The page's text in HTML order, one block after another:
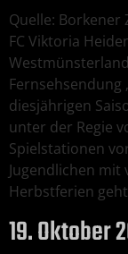
Quelle:
FC Viktoria
Fernsehsendung
diesjährigen
unter der Regie
Spielstationen
Jugendlichen mit
Herbstferien
19. Oktober